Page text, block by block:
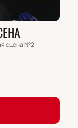
сцена №2